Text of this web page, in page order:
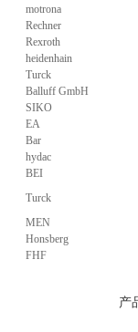
motrona
Rechner
Rexroth
heidenhain
Turck
Balluff GmbH
SIKO
EA
Bar
hydac
BEI
Turck
MEN
Honsberg
FHF
产